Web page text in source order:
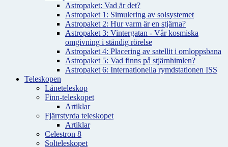
Astropaket: Vad är det?
Astropaket 1: Simulering av solsystemet
Astropaket 2: Hur varm är en stjärna?
Astropaket 3: Vintergatan - Vår kosmiska
omgivning i ständig rörelse
Astropaket 4: Placering av satellit i omloppsbana
Astropaket 5: Vad finns på stjärnhimlen?
Astropaket 6: Internationella rymdstationen ISS
Teleskopen
Låneteleskop
Finn-teleskopet
Artiklar
Fjärrstyrda teleskopet
Artiklar
Celestron 8
Solteleskopet